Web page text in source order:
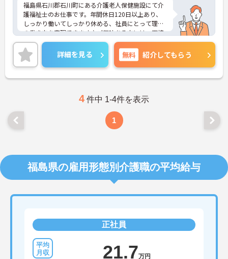
福島県石川郡石川町にある介護老人保健施設にて介
護福祉士のお仕事です。年間休日120日以上あり、
しっかり働いてしっかり休める、社員にとって理想
の働き方を実現できます♪ご興味ある方には、面接
対策ポイントなど、さらに詳細をお話しいたします
のでお気軽にご相談ください。
詳細を見る 無料 紹介してもらう
4 件中 1-4件を表示
1
福島県の雇用形態別介護職の平均給与
正社員
21.7万円